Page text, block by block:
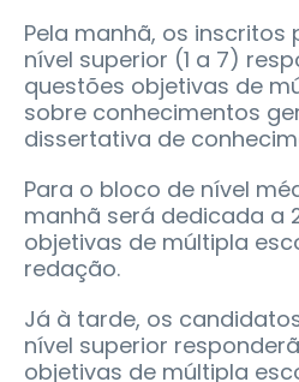
Pela manhã, os
nível superior (1 a 7)
questões objetivas de
sobre conhecimentos
dissertativa de
Para o bloco de nível
manhã será dedicada a
objetivas de múltipla
redação.
Já à tarde, os
nível superior
objetivas de múltipla